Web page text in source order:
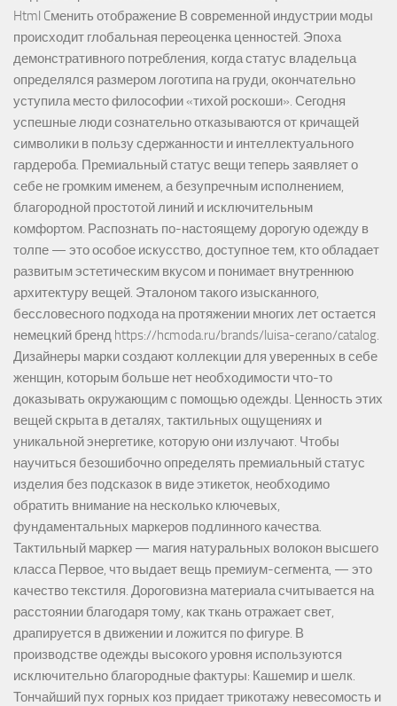
Html Cменить отображение В современной индустрии моды
происходит глобальная переоценка ценностей. Эпоха
демонстративного потребления, когда статус владельца
определялся размером логотипа на груди, окончательно
уступила место философии «тихой роскоши». Сегодня
успешные люди сознательно отказываются от кричащей
символики в пользу сдержанности и интеллектуального
гардероба. Премиальный статус вещи теперь заявляет о
себе не громким именем, а безупречным исполнением,
благородной простотой линий и исключительным
комфортом. Распознать по-настоящему дорогую одежду в
толпе — это особое искусство, доступное тем, кто обладает
развитым эстетическим вкусом и понимает внутреннюю
архитектуру вещей. Эталоном такого изысканного,
бессловесного подхода на протяжении многих лет остается
немецкий бренд https://hcmoda.ru/brands/luisa-cerano/catalog.
Дизайнеры марки создают коллекции для уверенных в себе
женщин, которым больше нет необходимости что-то
доказывать окружающим с помощью одежды. Ценность этих
вещей скрыта в деталях, тактильных ощущениях и
уникальной энергетике, которую они излучают. Чтобы
научиться безошибочно определять премиальный статус
изделия без подсказок в виде этикеток, необходимо
обратить внимание на несколько ключевых,
фундаментальных маркеров подлинного качества.
Тактильный маркер — магия натуральных волокон высшего
класса Первое, что выдает вещь премиум-сегмента, — это
качество текстиля. Дороговизна материала считывается на
расстоянии благодаря тому, как ткань отражает свет,
драпируется в движении и ложится по фигуре. В
производстве одежды высокого уровня используются
исключительно благородные фактуры: Кашемир и шелк.
Тончайший пух горных коз придает трикотажу невесомость и